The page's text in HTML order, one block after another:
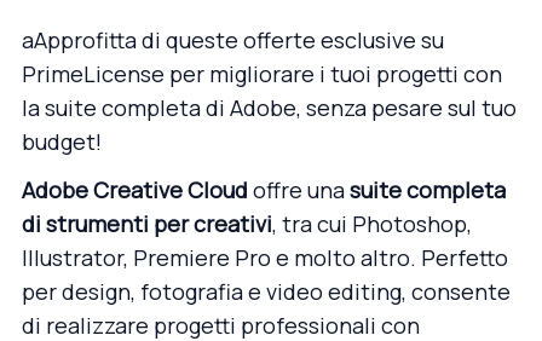
aApprofitta di queste offerte esclusive su
PrimeLicense per migliorare i tuoi progetti con
la suite completa di Adobe, senza pesare sul tuo
budget!
Adobe Creative Cloud offre unasuite completa
di strumenti per creativi, tra cui Photoshop,
Illustrator, Premiere Pro e molto altro. Perfetto
per design, fotografia e video editing, consente
di realizzare progetti professionali con